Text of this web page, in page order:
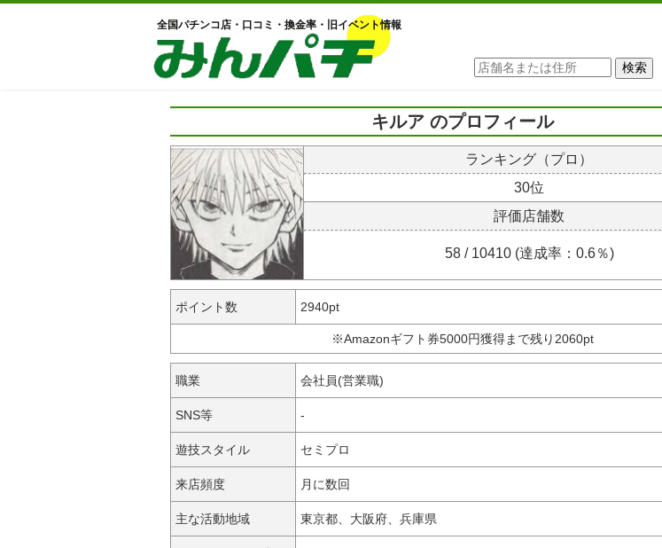
全国パチンコ店・口コミ・換金率・旧イベント情報
キルア のプロフィール
ランキング（プロ）
30位
評価店舗数
58 / 10410 (達成率：0.6％)
ポイント数 2940pt
※Amazonギフト券5000円獲得まで残り2060pt
職業 会社員(営業職)
SNS等 -
遊技スタイル セミプロ
来店頻度 月に数回
主な活動地域 東京都、大阪府、兵庫県